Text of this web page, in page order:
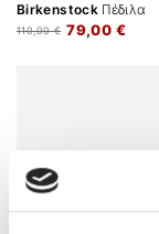
BirkenstockΠέδιλα
79,00 €
110,00 €